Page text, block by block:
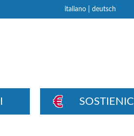
italiano| deutsch
SOSTIENICI